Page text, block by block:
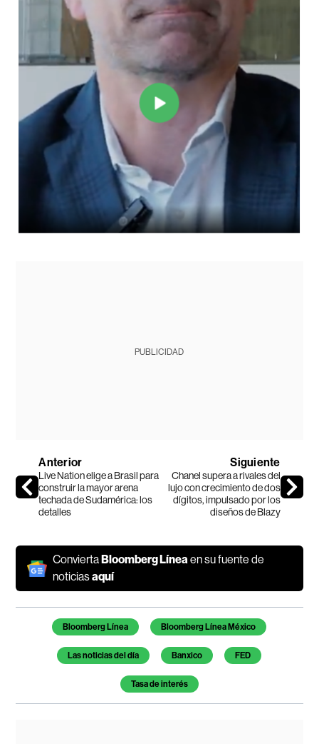
PUBLICIDAD
Anterior
Live Nation elige a Brasil para
construir la mayor arena
techada de Sudamérica: los
detalles
Siguiente
Chanel supera a rivales del
lujo con crecimiento de dos
dígitos, impulsado por los
diseños de Blazy
Convierta Bloomberg Líneaen su fuente de
noticiasaquí
Temas de este artículo
Bloomberg Línea Bloomberg Línea México
Las noticias del día Banxico FED
Tasa de interés